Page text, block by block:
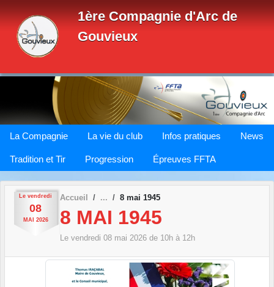
1ère Compagnie d'Arc de
Gouvieux
La Compagnie La vie du club Infos pratiques News
Tradition et Tir Progression Épreuves FFTA
Le vendredi
08
MAI 2026
Accueil 8 mai 1945
8 MAI 1945
Le vendredi 08 mai 2026 de 10h à 12h